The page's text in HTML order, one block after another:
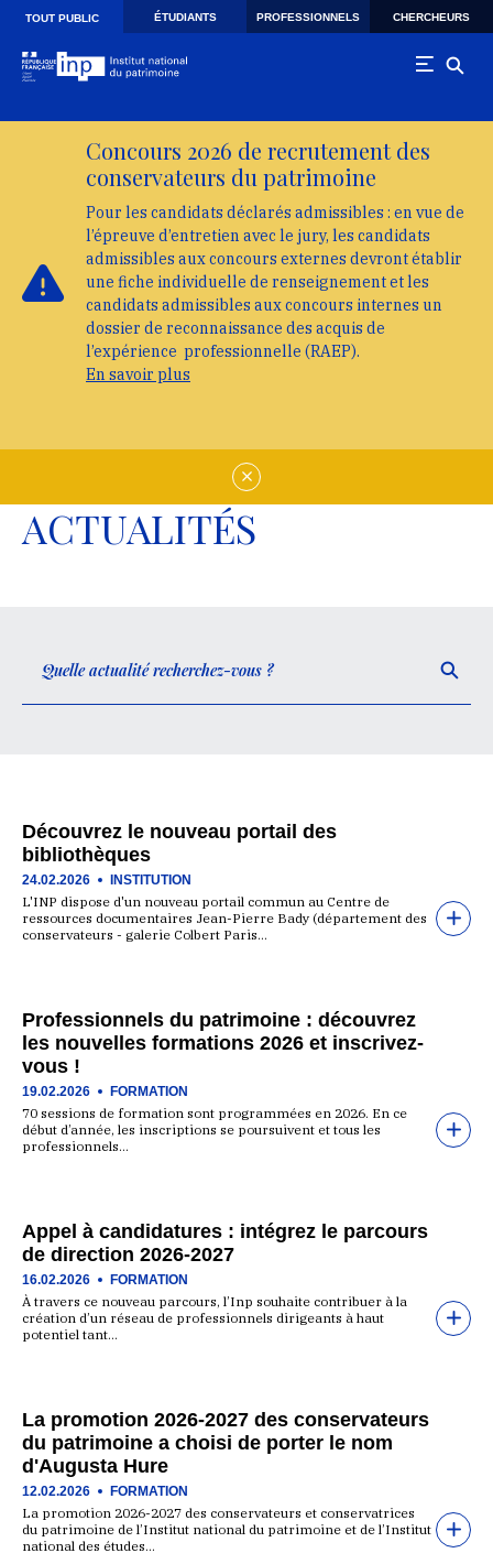
Skip to main navigation
Aller au contenu principal
TOUT PUBLIC ÉTUDIANTS PROFESSIONNELS CHERCHEURS
Concours 2026 de recrutement des
conservateurs du patrimoine
Pour les candidats déclarés admissibles : en vue de
l’épreuve d’entretien avec le jury, les candidats
admissibles aux concours externes devront établir
une fiche individuelle de renseignement et les
candidats admissibles aux concours internes un
dossier de reconnaissance des acquis de
l’expérience professionnelle (RAEP).
En savoir plus
ACTUALITÉS
Découvrez le nouveau portail des
bibliothèques
24.02.2026 INSTITUTION
L'INP dispose d'un nouveau portail commun au Centre de
ressources documentaires Jean-Pierre Bady (département des
conservateurs - galerie Colbert Paris…
Professionnels du patrimoine : découvrez
les nouvelles formations 2026 et inscrivez-
vous !
19.02.2026 FORMATION
70 sessions de formation sont programmées en 2026. En ce
début d’année, les inscriptions se poursuivent et tous les
professionnels…
Appel à candidatures : intégrez le parcours
de direction 2026-2027
16.02.2026 FORMATION
À travers ce nouveau parcours, l’Inp souhaite contribuer à la
création d’un réseau de professionnels dirigeants à haut
potentiel tant…
La promotion 2026-2027 des conservateurs
du patrimoine a choisi de porter le nom
d'Augusta Hure
12.02.2026 FORMATION
La promotion 2026-2027 des conservateurs et conservatrices
du patrimoine de l’Institut national du patrimoine et de l’Institut
national des études…